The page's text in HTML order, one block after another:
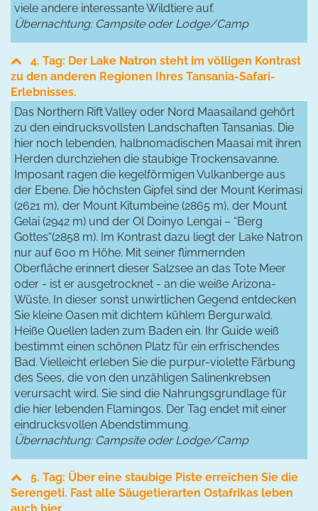
viele andere interessante Wildtiere auf.
Übernachtung: Campsite oder Lodge/Camp
4. Tag: Der Lake Natron steht im völligen Kontrast
zu den anderen Regionen Ihres Tansania-Safari-
Erlebnisses.
Das Northern Rift Valley oder Nord Maasailand gehört
zu den eindrucksvollsten Landschaften Tansanias. Die
hier noch lebenden, halbnomadischen Maasai mit ihren
Herden durchziehen die staubige Trockensavanne.
Imposant ragen die kegelförmigen Vulkanberge aus
der Ebene. Die höchsten Gipfel sind der Mount Kerimasi
(2621 m), der Mount Kitumbeine (2865 m), der Mount
Gelai (2942 m) und der Ol Doinyo Lengai – “Berg
Gottes“(2858 m). Im Kontrast dazu liegt der Lake Natron
nur auf 600 m Höhe. Mit seiner flimmernden
Oberfläche erinnert dieser Salzsee an das Tote Meer
oder - ist er ausgetrocknet - an die weiße Arizona-
Wüste. In dieser sonst unwirtlichen Gegend entdecken
Sie kleine Oasen mit dichtem kühlem Bergurwald.
Heiße Quellen laden zum Baden ein. Ihr Guide weiß
bestimmt einen schönen Platz für ein erfrischendes
Bad. Vielleicht erleben Sie die purpur-violette Färbung
des Sees, die von den unzähligen Salinenkrebsen
verursacht wird. Sie sind die Nahrungsgrundlage für
die hier lebenden Flamingos. Der Tag endet mit einer
eindrucksvollen Abendstimmung.
Übernachtung: Campsite oder Lodge/Camp
5. Tag: Über eine staubige Piste erreichen Sie die
Serengeti. Fast alle Säugetierarten Ostafrikas leben